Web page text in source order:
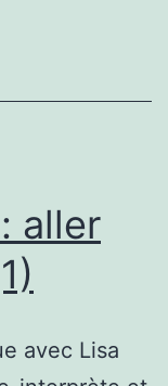
aller
avec Lisa